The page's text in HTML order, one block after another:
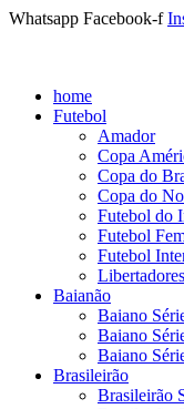
Whatsapp Facebook-f
home
Futebol
Amador
Copa
Copa do
Copa do
Futebol do
Futebol
Futebol
Libertadores
Baianão
Baiano
Baiano
Baiano
Brasileirão
Brasileirão